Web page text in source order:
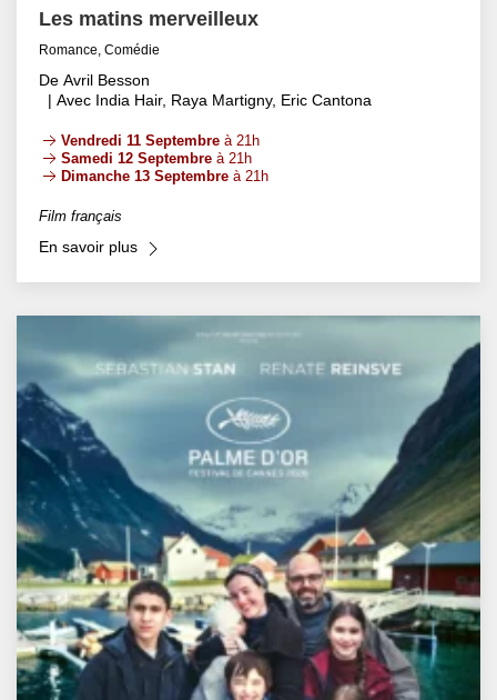
Les matins merveilleux
Romance, Comédie
De Avril Besson
| Avec India Hair, Raya Martigny, Eric Cantona
Vendredi 11 Septembre à 21h
Samedi 12 Septembre à 21h
Dimanche 13 Septembre à 21h
Film français
En savoir plus